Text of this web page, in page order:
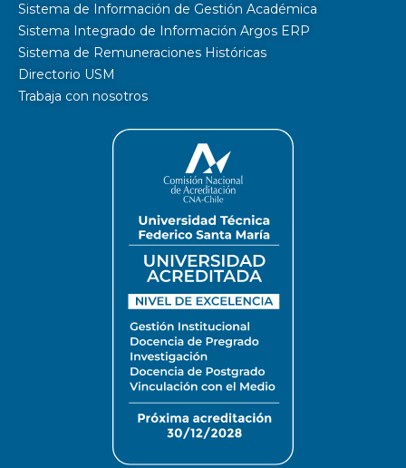
Sistema de Información de Gestión Académica
Sistema Integrado de Información Argos ERP
Sistema de Remuneraciones Históricas
Directorio USM
Trabaja con nosotros